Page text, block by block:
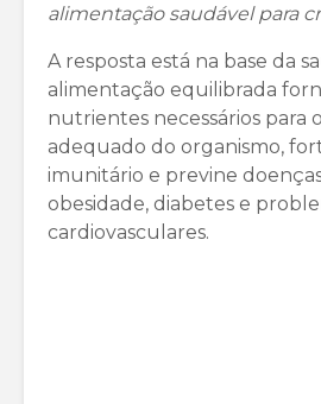
alimentação saudável para
A resposta está na base da
alimentação equilibrada
nutrientes necessários para
adequado do organismo,
imunitário e previne
obesidade, diabetes e
cardiovasculares.